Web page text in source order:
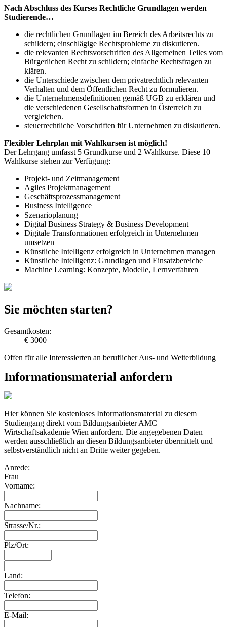
Nach Abschluss des Kurses Rechtliche Grundlagen werden
Studierende…
die rechtlichen Grundlagen im Bereich des Arbeitsrechts zu
schildern; einschlägige Rechtsprobleme zu diskutieren.
die relevanten Rechtsvorschriften des Allgemeinen Teiles vom
Bürgerlichen Recht zu schildern; einfache Rechtsfragen zu
klären.
die Unterschiede zwischen dem privatrechtlich relevanten
Verhalten und dem Öffentlichen Recht zu formulieren.
die Unternehmensdefinitionen gemäß UGB zu erklären und
die verschiedenen Gesellschaftsformen in Österreich zu
vergleichen.
steuerrechtliche Vorschriften für Unternehmen zu diskutieren.
Flexibler Lehrplan mit Wahlkursen ist möglich!
Der Lehrgang umfasst 5 Grundkurse und 2 Wahlkurse. Diese 10
Wahlkurse stehen zur Verfügung:
Projekt- und Zeitmanagement
Agiles Projektmanagement
Geschäftsprozessmanagement
Business Intelligence
Szenarioplanung
Digital Business Strategy & Business Development
Digitale Transformationen erfolgreich in Unternehmen
umsetzen
Künstliche Intelligenz erfolgreich in Unternehmen managen
Künstliche Intelligenz: Grundlagen und Einsatzbereiche
Machine Learning: Konzepte, Modelle, Lernverfahren
Sie möchten starten?
Gesamtkosten:
€ 3000
Offen für alle Interessierten an beruflicher Aus- und Weiterbildung
Informationsmaterial anfordern
Hier können Sie kostenloses Informationsmaterial zu diesem
Studiengang direkt vom Bildungsanbieter AMC
Wirtschaftsakademie Wien anfordern. Die angegebenen Daten
werden ausschließlich an diesen Bildungsanbieter übermittelt und
selbstverständlich nicht an Dritte weiter gegeben.
Anrede:
Frau
Vorname:
Nachname:
Strasse/Nr.:
Plz/Ort:
Land:
Telefon:
E-Mail: